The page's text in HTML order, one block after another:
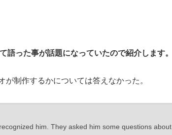
語った事が話題になっていたので紹介します。
制作するかについては答えなかった。
him. They asked him some questions about